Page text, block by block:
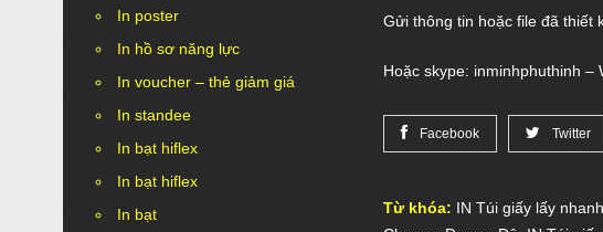
Gửi thông tin hoặc file đã thiết
Hoặc skype: inminhphuthinh –
Facebook Twitter
Từ khóa: IN Túi giấy lấy
In poster
In hồ sơ năng lực
In voucher – thẻ giảm giá
In standee
In bạt hiflex
In bạt hiflex
In bạt